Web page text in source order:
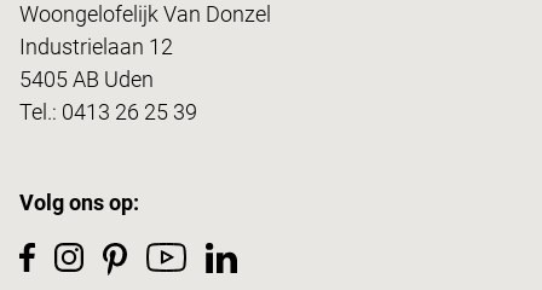
Woongelofelijk Van Donzel
Industrielaan 12
5405 AB Uden
Tel.: 0413 26 25 39
Volg ons op: